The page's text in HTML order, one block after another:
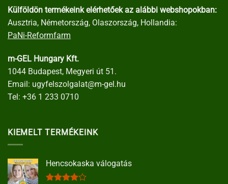
Külföldön termékeink elérhetőek az alábbi webshopokban:
Ausztria, Németország, Olaszország, Hollandia:
PaNi-Reformfarm
m-GEL Hungary Kft.
1044 Budapest, Megyeri út 51.
Email: ugyfelszolgalat@m-gel.hu
Tel: +36 1 233 0710
KIEMELT TERMÉKEINK
Hencsokaska válogatás